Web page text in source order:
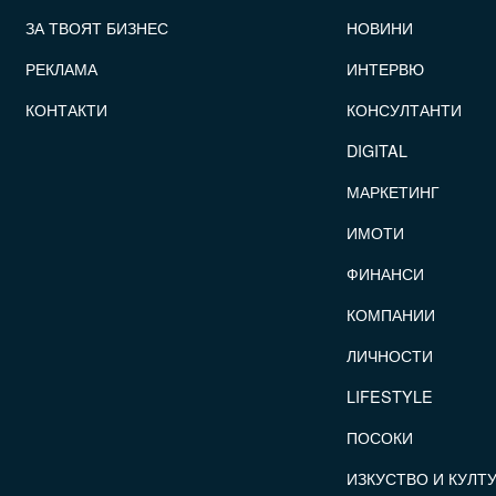
ЗА ТВОЯТ БИЗНЕС
РЕКЛАМА
КОНТАКТИ
НОВИНИ
ИНТЕРВЮ
КОНСУЛТАНТИ
DIGITAL
МАРКЕТИНГ
ИМОТИ
ФИНАНСИ
КОМПАНИИ
ЛИЧНОСТИ
LIFESTYLE
ПОСОКИ
ИЗКУСТВО И